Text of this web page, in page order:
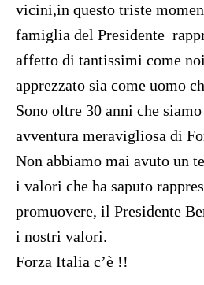
vicini,in questo triste
famiglia del Presidente
affetto di tantissimi come
apprezzato sia come uomo
Sono oltre 30 anni che
avventura meravigliosa di
Non abbiamo mai avuto un
i valori che ha saputo
promuovere, il Presidente
i nostri valori.
Forza Italia c’è !!